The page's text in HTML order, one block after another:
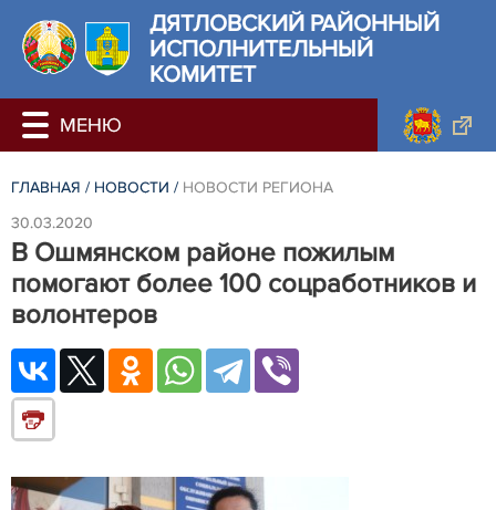
ДЯТЛОВСКИЙ РАЙОННЫЙ
ИСПОЛНИТЕЛЬНЫЙ
КОМИТЕТ
ГЛАВНАЯ / НОВОСТИ / НОВОСТИ РЕГИОНА
30.03.2020
В Ошмянском районе пожилым
помогают более 100 соцработников и
волонтеров